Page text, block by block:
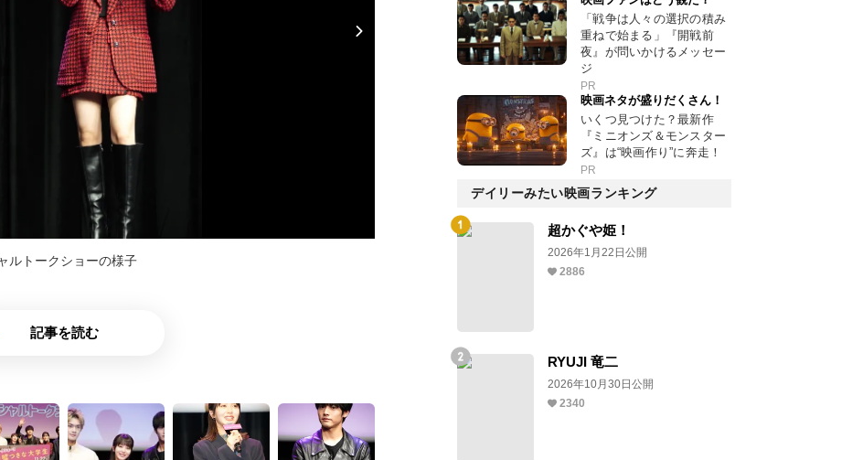
ルトークショーの様子
記事を読む
「戦争は人々の選択の積み
重ねで始まる」『開戦前
夜』が問いかけるメッセー
ジ
PR
映画ネタが盛りだくさん！
いくつ見つけた？最新作
『ミニオンズ＆モンスター
ズ』は“映画作り”に奔走！
PR
デイリーみたい映画ランキング
超かぐや姫！
2026年1月22日公開
2886
RYUJI 竜二
2026年10月30日公開
2340